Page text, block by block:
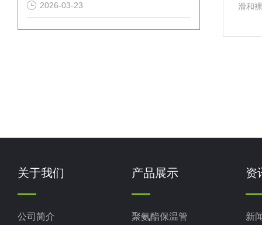
2026-03-23
滑和
实用
关于我们
公司简介
产品展示
聚氨酯保温管
资
新